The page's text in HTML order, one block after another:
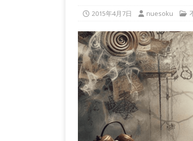
2015年4月7日 nuesoku